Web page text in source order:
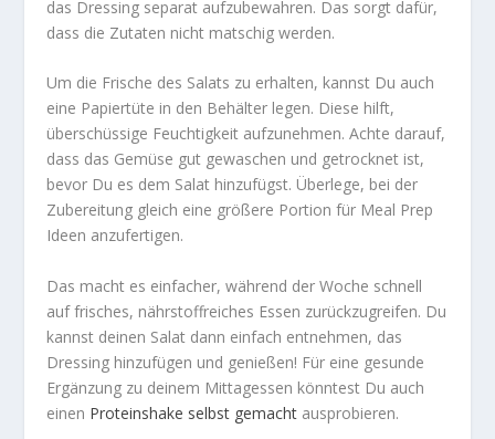
das Dressing separat aufzubewahren. Das sorgt dafür,
dass die Zutaten nicht matschig werden.
Um die Frische des Salats zu erhalten, kannst Du auch
eine Papiertüte in den Behälter legen. Diese hilft,
überschüssige Feuchtigkeit aufzunehmen. Achte darauf,
dass das Gemüse gut gewaschen und getrocknet ist,
bevor Du es dem Salat hinzufügst. Überlege, bei der
Zubereitung gleich eine größere Portion für Meal Prep
Ideen anzufertigen.
Das macht es einfacher, während der Woche schnell
auf frisches, nährstoffreiches Essen zurückzugreifen. Du
kannst deinen Salat dann einfach entnehmen, das
Dressing hinzufügen und genießen! Für eine gesunde
Ergänzung zu deinem Mittagessen könntest Du auch
einen Proteinshake selbst gemacht ausprobieren.